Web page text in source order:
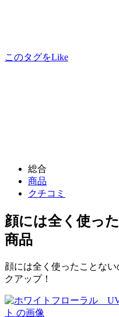
このタグをLike
総合
商品
クチコミ
顔には全く使っ
商品
顔には全く使ったことな
クアップ！